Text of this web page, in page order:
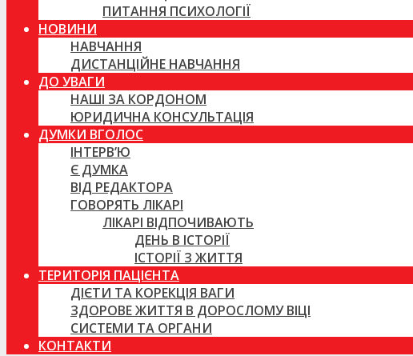
ПИТАННЯ ПСИХОЛОГІЇ
НОВИНИ
НАВЧАННЯ
ДИСТАНЦІЙНЕ НАВЧАННЯ
ДО УВАГИ
НАШІ ЗА КОРДОНОМ
ЮРИДИЧНА КОНСУЛЬТАЦІЯ
ДУМКИ ВГОЛОС
ІНТЕРВ’Ю
Є ДУМКА
ВІД РЕДАКТОРА
ГОВОРЯТЬ ЛІКАРІ
ЛІКАРІ ВІДПОЧИВАЮТЬ
ДЕНЬ В ІСТОРІЇ
ІСТОРІЇ З ЖИТТЯ
ТЕРИТОРІЯ ПАЦІЄНТА
ДІЄТИ ТА КОРЕКЦІЯ ВАГИ
ЗДОРОВЕ ЖИТТЯ В ДОРОСЛОМУ ВІЦІ
СИСТЕМИ ТА ОРГАНИ
КОНТАКТИ